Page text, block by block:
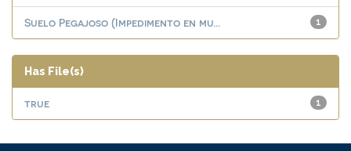
1
Suelo Pegajoso (Impedimento en mu...
Has File(s)
1
true